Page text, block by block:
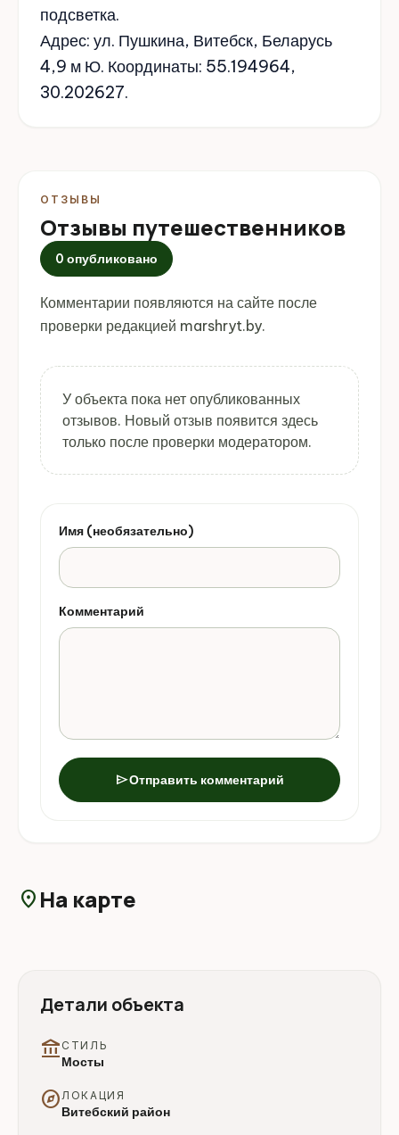
подсветка.
Адрес: ул. Пушкина, Витебск, Беларусь
4,9 м Ю. Координаты: 55.194964,
30.202627.
ОТЗЫВЫ
Отзывы путешественников
0 опубликовано
Комментарии появляются на сайте после
проверки редакцией marshryt.by.
У объекта пока нет опубликованных
отзывов. Новый отзыв появится здесь
только после проверки модератором.
Имя (необязательно)
Комментарий
sendОтправить комментарий
location_on На карте
Детали объекта
account_balance СТИЛЬ
Мосты
explore ЛОКАЦИЯ
Витебский район